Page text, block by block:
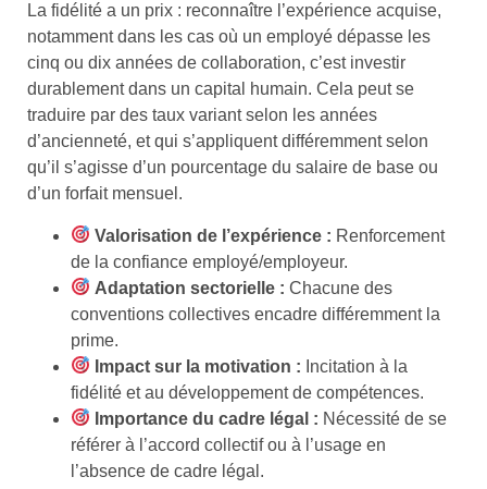
La fidélité a un prix : reconnaître l’expérience acquise,
notamment dans les cas où un employé dépasse les
cinq ou dix années de collaboration, c’est investir
durablement dans un capital humain. Cela peut se
traduire par des taux variant selon les années
d’ancienneté, et qui s’appliquent différemment selon
qu’il s’agisse d’un pourcentage du salaire de base ou
d’un forfait mensuel.
Valorisation de l’expérience : Renforcement
de la confiance employé/employeur.
Adaptation sectorielle : Chacune des
conventions collectives encadre différemment la
prime.
Impact sur la motivation : Incitation à la
fidélité et au développement de compétences.
Importance du cadre légal : Nécessité de se
référer à l’accord collectif ou à l’usage en
l’absence de cadre légal.